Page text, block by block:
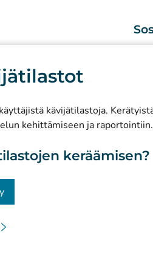
kävijätilastoja.
kehittämiseen ja raportointiin.
keräämisen?